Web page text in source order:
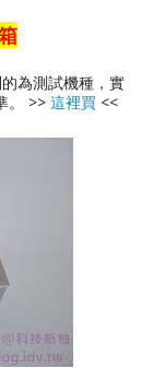
為測試機種，實
。 >> 這裡買 <<